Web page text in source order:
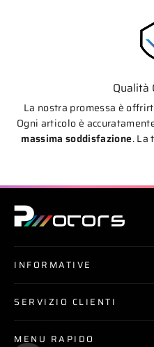
Qualità
La nostra promessa è
Ogni articolo è
massima soddisfazione. La
INFORMATIVE
SERVIZIO CLIENTI
MENU RAPIDO